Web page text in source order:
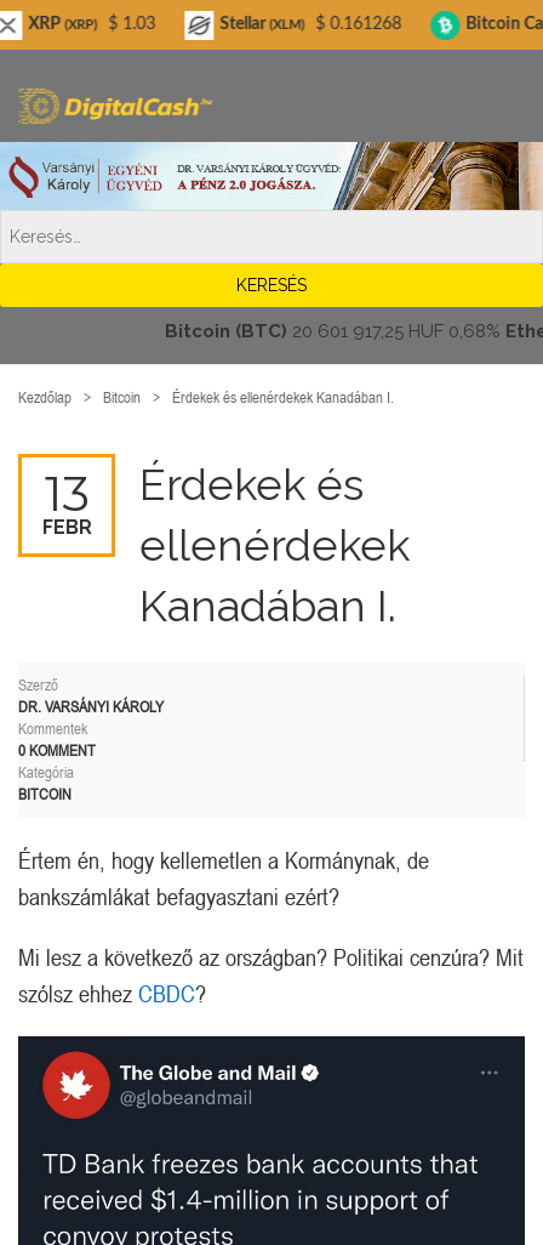
Bitcoin (BTC)20 601 917,25 HUF 0,68%
Kezdőlap Bitcoin Érdekek és ellenérdekek Kanadában I.
13
FEBR
Érdekek és
ellenérdekek
Kanadában I.
Szerző
DR. VARSÁNYI KÁROLY
Kommentek
0 KOMMENT
Kategória
BITCOIN
Értem én, hogy kellemetlen a Kormánynak, de
bankszámlákat befagyasztani ezért?
Mi lesz a következő az országban? Politikai cenzúra? Mit
szólsz ehhez CBDC?
$ 1.03 Stellar (XLM) $ 0.161268 Bitcoin Cash(BCH) $
Digitalcash.hu